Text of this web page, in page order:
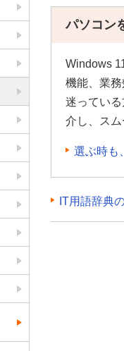
パソコン
Windows
機能、業
迷ってい
介し、スム
選ぶ時も
IT用語辞典